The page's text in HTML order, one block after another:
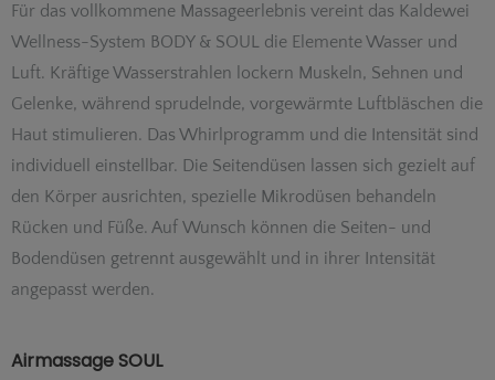
Für das vollkommene Massageerlebnis vereint das Kaldewei
Wellness-System BODY & SOUL die Elemente Wasser und
Luft. Kräftige Wasserstrahlen lockern Muskeln, Sehnen und
Gelenke, während sprudelnde, vorgewärmte Luftbläschen die
Haut stimulieren. Das Whirlprogramm und die Intensität sind
individuell einstellbar. Die Seitendüsen lassen sich gezielt auf
den Körper ausrichten, spezielle Mikrodüsen behandeln
Rücken und Füße. Auf Wunsch können die Seiten- und
Bodendüsen getrennt ausgewählt und in ihrer Intensität
angepasst werden.
Airmassage SOUL